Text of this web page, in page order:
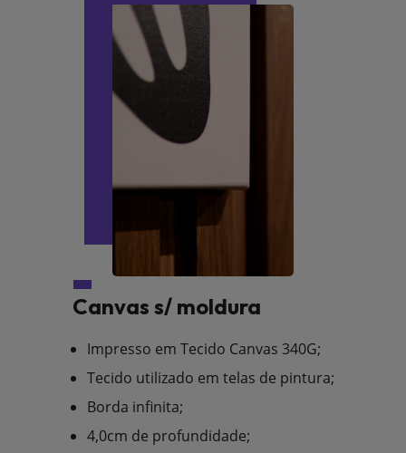
Canvas s/ moldura
Impresso em Tecido Canvas 340G;
Tecido utilizado em telas de pintura;
Borda infinita;
4,0cm de profundidade;